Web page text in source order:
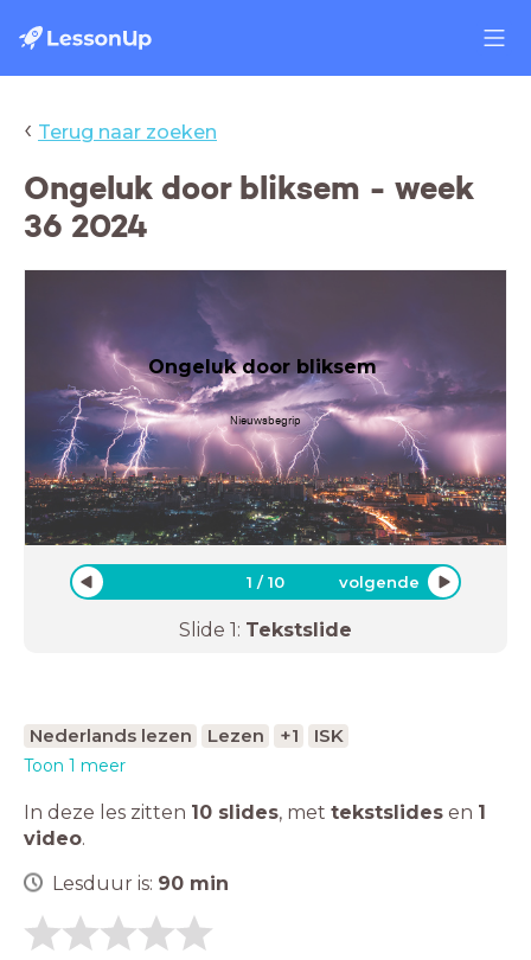
‹ Terug naar zoeken
Ongeluk door bliksem - week
36 2024
Ongeluk door bliksem
Nieuwsbegrip
1 /10 volgende
Slide 1: Tekstslide
Nederlands lezen Lezen +1 ISK
Toon 1 meer
In deze les zitten 10 slides, met tekstslides en 1
video.
Lesduur is: 90 min